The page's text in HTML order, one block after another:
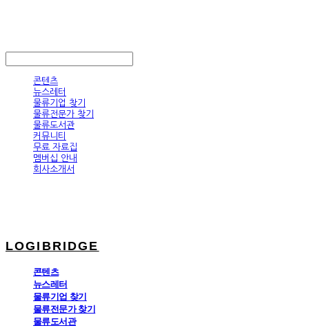
콘텐츠
뉴스레터
물류기업 찾기
물류전문가 찾기
물류도서관
커뮤니티
무료 자료집
멤버십 안내
회사소개서
LOGIBRIDGE
콘텐츠
뉴스레터
물류기업 찾기
물류전문가 찾기
물류도서관